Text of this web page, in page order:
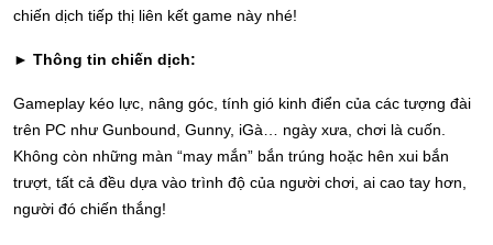
chiến dịch tiếp thị liên kết game này nhé!
► Thông tin chiến dịch:
Gameplay kéo lực, nâng góc, tính gió kinh điển của các tượng đài
trên PC như Gunbound, Gunny, iGà… ngày xưa, chơi là cuốn.
Không còn những màn “may mắn” bắn trúng hoặc hên xui bắn
trượt, tất cả đều dựa vào trình độ của người chơi, ai cao tay hơn,
người đó chiến thắng!